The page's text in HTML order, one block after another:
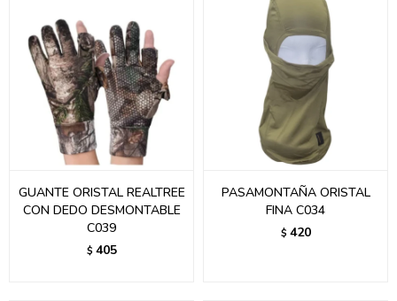
GUANTE ORISTAL REALTREE
CON DEDO DESMONTABLE
C039
$ 405
PASAMONTAÑA ORISTAL
FINA C034
$ 420